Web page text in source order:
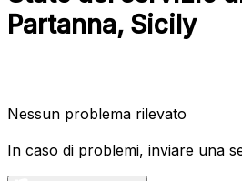
Partanna, Sicily
Nessun problema rilevato
In caso di problemi, inviare una